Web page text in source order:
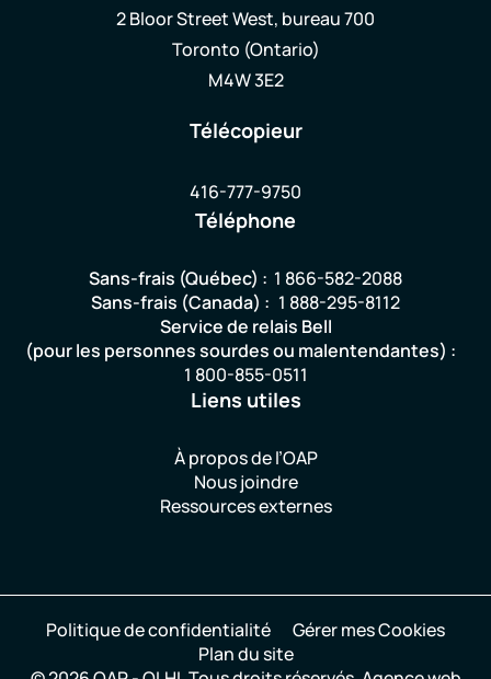
2 Bloor Street West, bureau 700
Toronto (Ontario)
M4W 3E2
Télécopieur
416-777-9750
Téléphone
Sans-frais (Québec) : 1 866-582-2088
Sans-frais (Canada) : 1 888-295-8112
Service de relais Bell
(pour les personnes sourdes ou malentendantes) :
1 800-855-0511
Liens utiles
À propos de l’OAP
Nous joindre
Ressources externes
Politique de confidentialité
Gérer mes Cookies
Plan du site